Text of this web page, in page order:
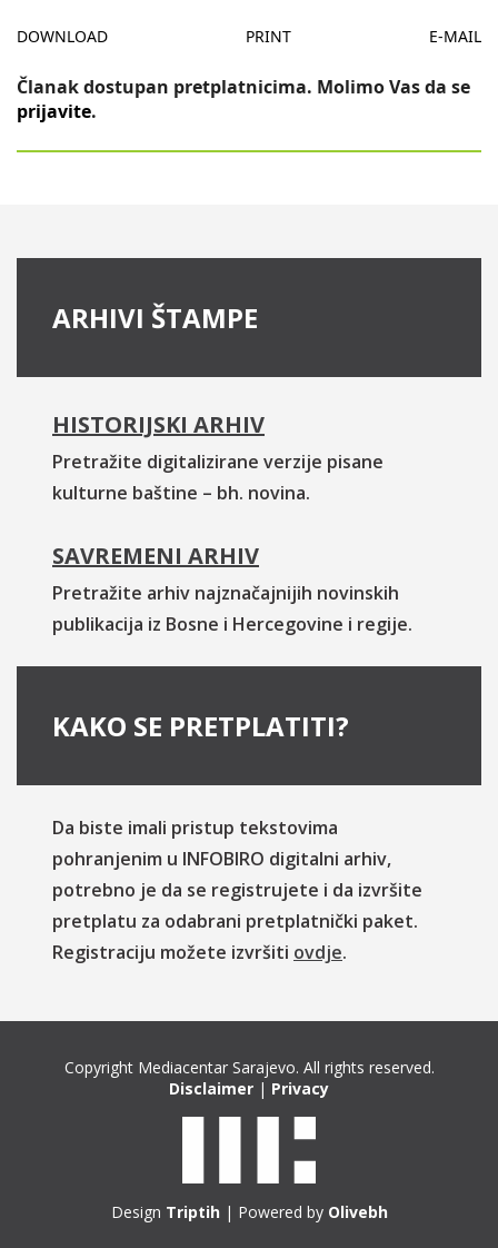
DOWNLOAD PRINT E-MAIL
Članak dostupan pretplatnicima. Molimo Vas da se
prijavite.
ARHIVI ŠTAMPE
HISTORIJSKI ARHIV
Pretražite digitalizirane verzije pisane
kulturne baštine – bh. novina.
SAVREMENI ARHIV
Pretražite arhiv najznačajnijih novinskih
publikacija iz Bosne i Hercegovine i regije.
KAKO SE PRETPLATITI?
Da biste imali pristup tekstovima
pohranjenim u INFOBIRO digitalni arhiv,
potrebno je da se registrujete i da izvršite
pretplatu za odabrani pretplatnički paket.
Registraciju možete izvršiti ovdje.
Copyright Mediacentar Sarajevo. All rights reserved.
Disclaimer | Privacy
Design Triptih| Powered by Olivebh